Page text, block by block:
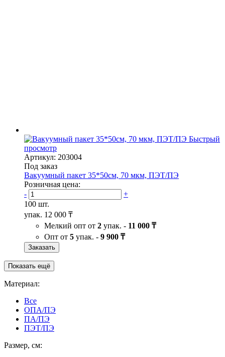
Быстрый
просмотр
Артикул: 203004
Под заказ
Вакуумный пакет 35*50см, 70 мкм, ПЭТ/ПЭ
Розничная цена:
-
+
100 шт.
упак. 12 000 ₸
Мелкий опт от 2 упак. - 11 000 ₸
Опт от 5 упак. - 9 900 ₸
Заказать
Показать ещё
Материал:
Все
ОПА/ПЭ
ПА/ПЭ
ПЭТ/ПЭ
Размер, см: